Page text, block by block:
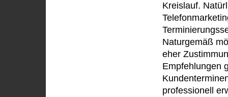
Kreislauf.
Naturgemäß
eher
Empfehlungen
professionell